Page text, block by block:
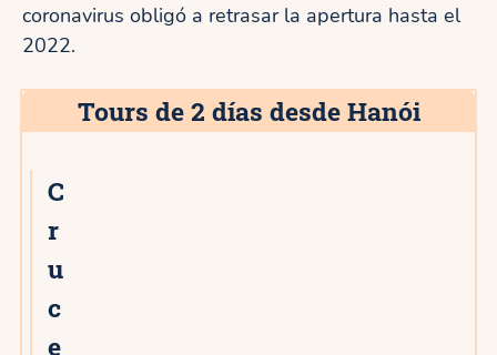
coronavirus obligó a retrasar la apertura hasta el
2022.
Tours de 2 días desde Hanói
C
r
u
c
e